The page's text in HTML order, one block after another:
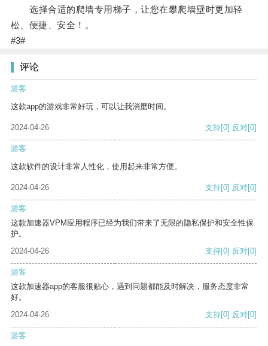
选择合适的爬墙专用梯子，让您在攀爬墙壁时更加轻
松、便捷、安全！。
#3#
评论
游客
这款app的游戏非常好玩，可以让我消磨时间。
2024-04-26 支持[0] 反对[0]
游客
这款软件的设计非常人性化，使用起来非常方便。
2024-04-26 支持[0] 反对[0]
游客
这款加速器VPM应用程序已经为我们带来了无限的隐私保护和安全性保
护。
2024-04-26
支持[0] 反对[0]
游客
这款加速器app的客服很贴心，遇到问题都能及时解决，服务态度非常
好。
2024-04-26
支持[0] 反对[0]
游客